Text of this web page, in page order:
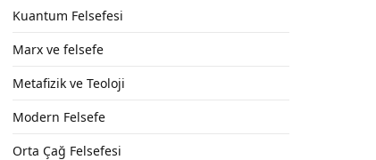
Kuantum Felsefesi
Marx ve felsefe
Metafizik ve Teoloji
Modern Felsefe
Orta Çağ Felsefesi